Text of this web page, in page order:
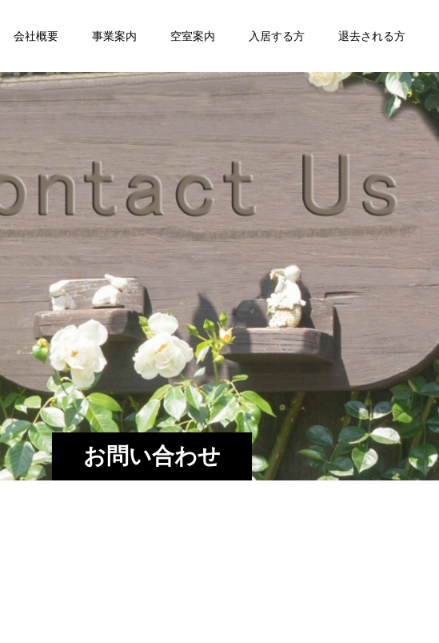
会社概要 事業案内 空室案内 入居する方 退去される方
お問い合わせ